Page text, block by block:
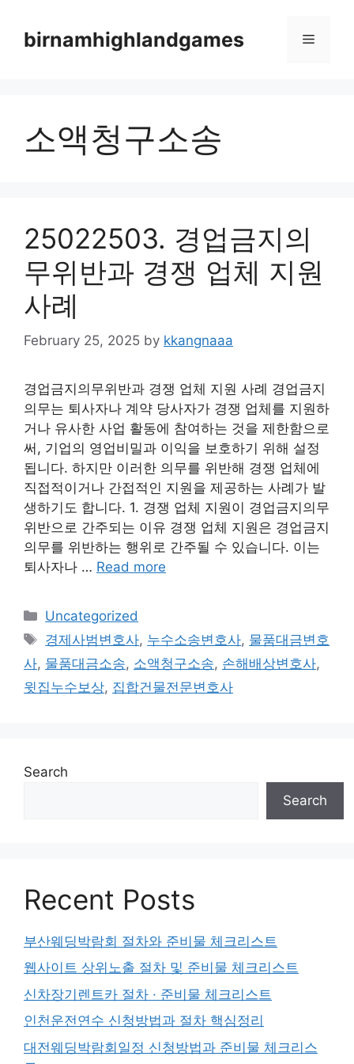
contentbirnamhighlandgames Menu
소액청구소송
25022503. 경업금지의
무위반과 경쟁 업체 지원
사례
February 25, 2025 by kkangnaaa
경업금지의무위반과 경쟁 업체 지원 사례 경업금지
의무는 퇴사자나 계약 당사자가 경쟁 업체를 지원하
거나 유사한 사업 활동에 참여하는 것을 제한함으로
써, 기업의 영업비밀과 이익을 보호하기 위해 설정
됩니다. 하지만 이러한 의무를 위반해 경쟁 업체에
직접적이거나 간접적인 지원을 제공하는 사례가 발
생하기도 합니다. 1. 경쟁 업체 지원이 경업금지의무
위반으로 간주되는 이유 경쟁 업체 지원은 경업금지
의무를 위반하는 행위로 간주될 수 있습니다. 이는
퇴사자나 … Read more
Categories
Uncategorized
Tags
경제사범변호사, 누수소송변호사, 물품대금변호
사, 물품대금소송, 소액청구소송, 손해배상변호사,
윗집누수보상, 집합건물전문변호사
Search
Search
Recent Posts
부산웨딩박람회 절차와 준비물 체크리스트
웹사이트 상위노출 절차 및 준비물 체크리스트
신차장기렌트카 절차 · 준비물 체크리스트
인천운전연수 신청방법과 절차 핵심정리
대전웨딩박람회일정 신청방법과 준비물 체크리스